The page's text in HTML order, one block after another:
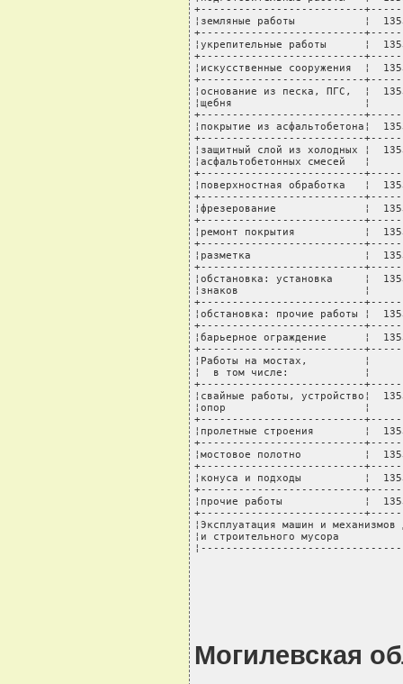
+--------------------------
¦земляные работы           ¦
+--------------------------
¦укрепительные работы      ¦
+--------------------------
¦искусственные сооружения  ¦
+--------------------------
¦основание из песка, ПГС,  ¦
¦щебня                     ¦
+--------------------------
¦покрытие из асфальтобетона¦
+--------------------------
¦защитный слой из холодных ¦
¦асфальтобетонных
+--------------------------
¦поверхностная обработка   ¦
+--------------------------
¦фрезерование              ¦
+--------------------------
¦ремонт покрытия           ¦
+--------------------------
¦разметка                  ¦
+--------------------------
¦обстановка: установка     ¦
¦знаков                    ¦
+--------------------------
¦обстановка: прочие работы ¦
+--------------------------
¦барьерное ограждение      ¦
+--------------------------
¦Работы на мостах,
¦  в том числе:
+--------------------------
¦свайные работы, устройство¦
¦опор                      ¦
+--------------------------
¦пролетные строения        ¦
+--------------------------
¦мостовое полотно          ¦
+--------------------------
¦конуса и подходы          ¦
+--------------------------
¦прочие работы             ¦
+--------------------------
¦Эксплуатация машин и
¦и строительного
Могилевская